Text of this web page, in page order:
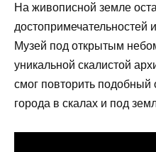
На живописной земле
достопримечательностей
Музей под открытым
уникальной скалистой
смог повторить подобный
города в скалах и под